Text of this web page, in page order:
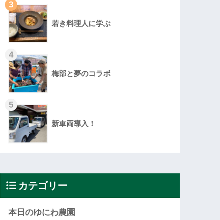
3
若き料理人に学ぶ
4
梅部と夢のコラボ
5
新車両導入！
カテゴリー
本日のゆにわ農園